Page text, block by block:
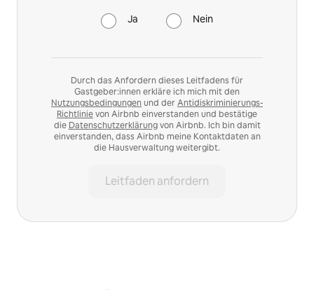
Ja Nein
Durch das Anfordern dieses Leitfadens für
Gastgeber:innen erkläre ich mich mit den
Nutzungsbedingungen und der Antidiskriminierungs-
Richtlinievon Airbnb einverstanden und bestätige
die Datenschutzerklärungvon Airbnb. Ich bin damit
einverstanden, dass Airbnb meine Kontaktdaten an
die Hausverwaltung weitergibt.
Leitfaden anfordern